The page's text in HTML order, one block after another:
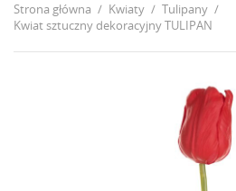
Strona główna Kwiaty
Tulipany
Kwiat sztuczny dekoracyjny TULIPAN